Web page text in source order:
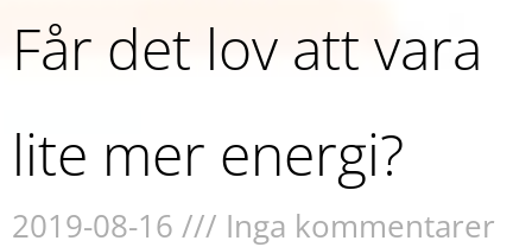
Får det lov att vara
lite mer energi?
2019-08-16 Inga kommentarer